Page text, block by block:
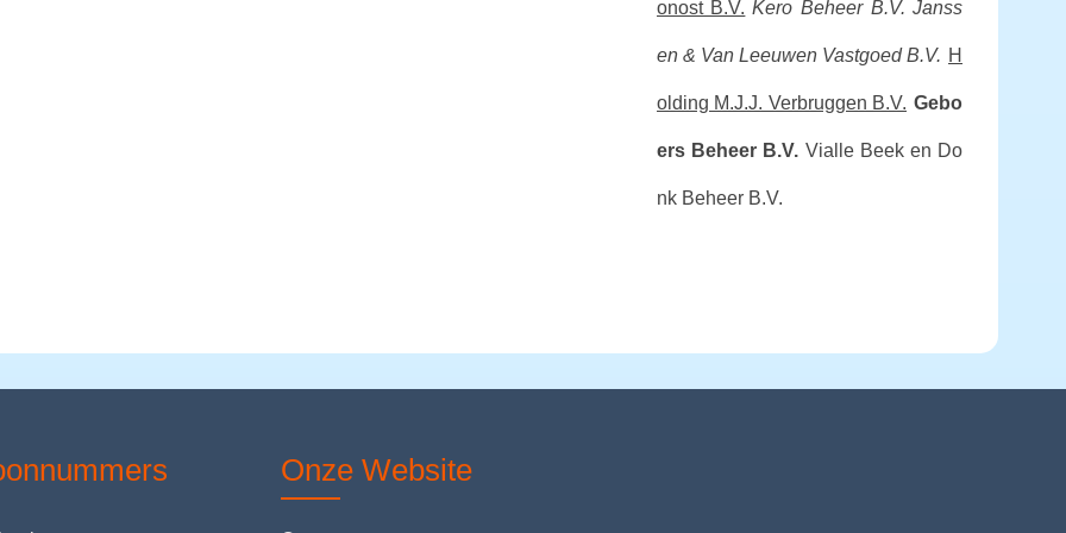
onost B.V. Kero Beheer B.V. Janss
en & Van Leeuwen Vastgoed B.V. H
olding M.J.J. Verbruggen B.V. Gebo
ers Beheer B.V. Vialle Beek en Do
nk Beheer B.V.
Onze Website